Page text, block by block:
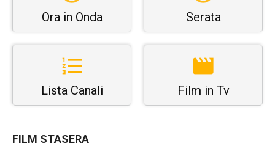
Ora in Onda Serata
Lista Canali Film in Tv
FILM STASERA